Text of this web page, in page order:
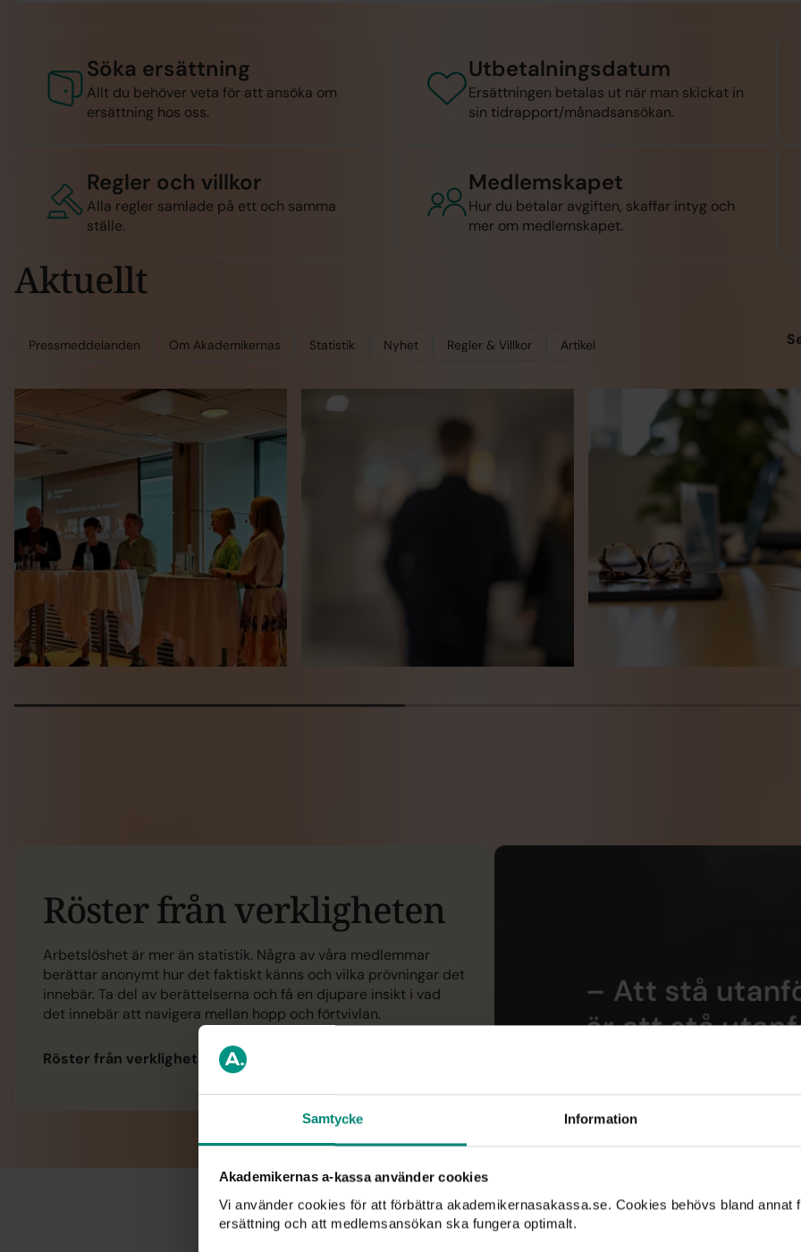
Samtycke Information
Akademikernas a-kassa använder cookies
Vi använder cookies för att förbättra akademikernasakassa.se. Cookies behövs bland annat
ersättning och att medlemsansökan ska fungera optimalt.
Söka ersättning
Allt du behöver veta för att ansöka om
ersättning hos oss.
Utbetalningsdatum
Ersättningen betalas ut när man skickat in
sin tidrapport/månadsansökan.
Regler och villkor
Alla regler samlade på ett och samma
ställe.
Medlemskapet
Hur du betalar avgiften, skaffar intyg och
mer om medlemskapet.
Aktuellt
Filtrera
Pressmeddelanden Om Akademikernas Statistik Nyhet Regler & Villkor Artikel
Filtrera
ARTIKEL
Är man värdelös när man är arbetslös?
Minskat antal arbetslösa i maj
Röster från verkligheten
Arbetslöshet är mer än statistik. Några av våra medlemmar
berättar anonymt hur det faktiskt känns och vilka prövningar det
innebär. Ta del av berättelserna och få en djupare insikt i vad
det innebär att navigera mellan hopp och förtvivlan.
Röster från verkligheten